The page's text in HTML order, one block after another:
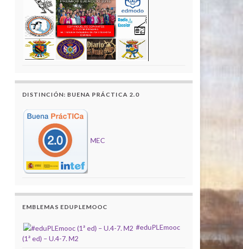
DISTINCIÓN: BUENA PRÁCTICA 2.0
MEC
EMBLEMAS EDUPLEMOOC
#eduPLEmooc
(1ª ed) – U.4-7. M2